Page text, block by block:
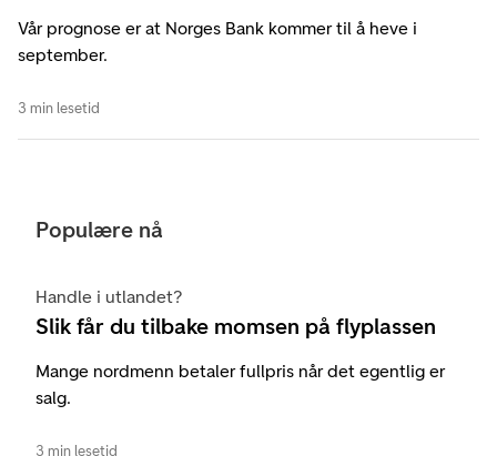
Vår prognose er at Norges Bank kommer til å heve i
september.
3 min lesetid
Populære nå
Handle i utlandet?
Slik får du tilbake momsen på flyplassen
Mange nordmenn betaler fullpris når det egentlig er
salg.
3 min lesetid